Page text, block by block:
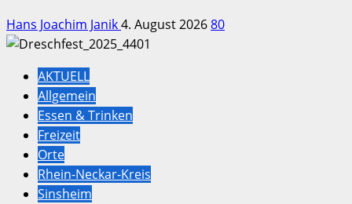
Hans Joachim Janik4. August 202680
AKTUELL
Allgemein
Essen & Trinken
Freizeit
Orte
Rhein-Neckar-Kreis
Sinsheim